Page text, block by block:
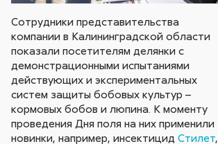
Сотрудники представительства
компании в Калининградской области
показали посетителям делянки с
демонстрационными испытаниями
действующих и экспериментальных
систем защиты бобовых культур –
кормовых бобов и люпина. К моменту
проведения Дня поля на них применили
новинки, например, инсектицидСтилет,